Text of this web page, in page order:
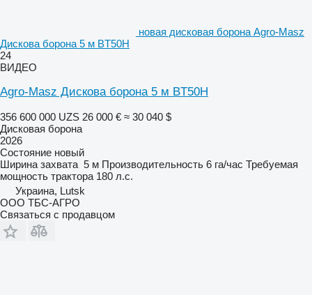
новая дисковая борона Agro-Masz
Дискова борона 5 м BT50H
24
ВИДЕО
Agro-Masz Дискова борона 5 м BT50H
356 600 000 UZS 26 000 € ≈ 30 040 $
Дисковая борона
2026
Состояние новый
Ширина захвата 5 м Производительность 6 га/час Требуемая
мощность трактора 180 л.с.
Украина, Lutsk
ООО ТБС-АГРО
Связаться с продавцом